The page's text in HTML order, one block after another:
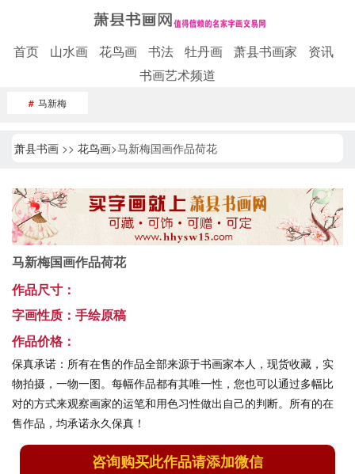
首页 山水画 花鸟画 书法 牡丹画 萧县书画家
资讯
书画艺术频道
# 马新梅
萧县书画>> 花鸟画>马新梅国画作品荷花
马新梅国画作品荷花
作品尺寸：
字画性质：手绘原稿
作品价格：
保真承诺： 所有在售的作品全部来源于书画家本人，现货收藏，实
物拍摄，一物一图。每幅作品都有其唯一性，您也可以通过多幅比
对的方式来观察画家的运笔和用色习性做出自己的判断。所有的在
售作品，均承诺永久保真！
咨询购买此作品请添加微信